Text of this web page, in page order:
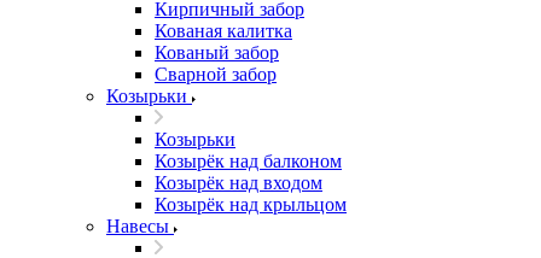
Кирпичный забор
Кованая калитка
Кованый забор
Сварной забор
Козырьки
Козырьки
Козырёк над балконом
Козырёк над входом
Козырёк над крыльцом
Навесы